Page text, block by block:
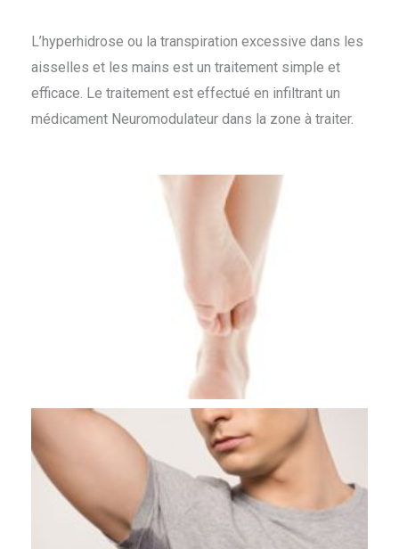
L’hyperhidrose ou la transpiration excessive dans les
aisselles et les mains est un traitement simple et
efficace. Le traitement est effectué en infiltrant un
médicament Neuromodulateur dans la zone à traiter.